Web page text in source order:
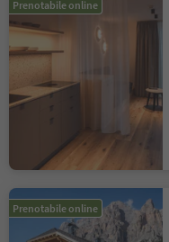
Prenotabile online
Prenotabile online